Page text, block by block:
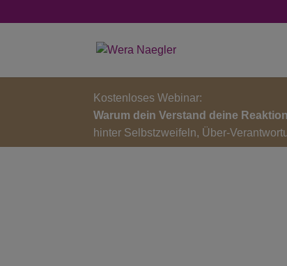
Kostenloses Webinar:
Warum dein Verstand deine
hinter Selbstzweifeln, Über-